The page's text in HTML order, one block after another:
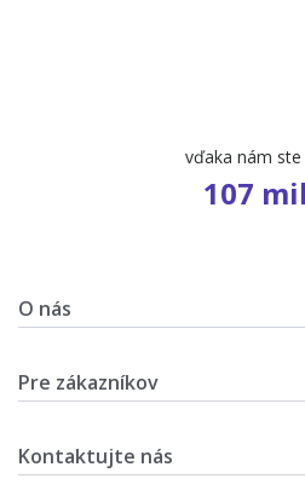
počet
9 471
O nás
Pre zákazníkov
Kontaktujte nás